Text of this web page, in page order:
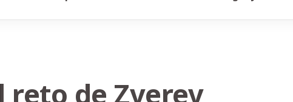
reto de Zverev